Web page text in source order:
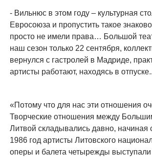
- Вильнюс в этом году – культурная
Евросоюза и пропустить такое
просто не имели права… Большой
наш сезон только 22 сентября,
вернулся с гастролей в Мадриде,
артисты работают, находясь в
«Потому что для нас эти отношения
Творческие отношения между
Литвой складывались давно, начиная
1986 год артисты Литовского
оперы и балета четырежды